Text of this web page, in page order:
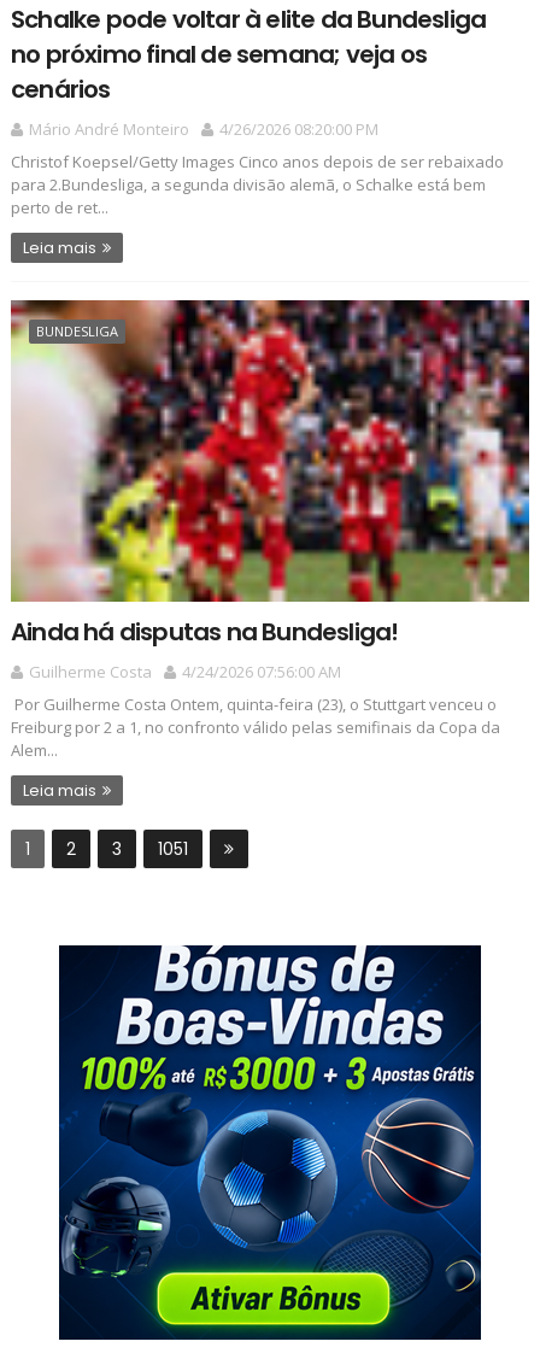
Schalke pode voltar à elite da Bundesliga
no próximo final de semana; veja os
cenários
Mário André Monteiro
4/26/2026 08:20:00 PM
Christof Koepsel/Getty Images Cinco anos depois de ser rebaixado
para 2.Bundesliga, a segunda divisão alemã, o Schalke está bem
perto de ret...
Leia mais
BUNDESLIGA
Ainda há disputas na Bundesliga!
Guilherme Costa
4/24/2026 07:56:00 AM
Por Guilherme Costa Ontem, quinta-feira (23), o Stuttgart venceu o
Freiburg por 2 a 1, no confronto válido pelas semifinais da Copa da
Alem...
Leia mais
1 2 3 1051